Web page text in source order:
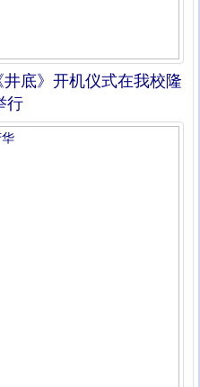
底》开机仪式在我校隆
行